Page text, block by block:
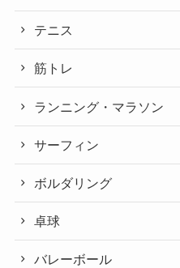
テニス
筋トレ
ランニング・マラソン
サーフィン
ボルダリング
卓球
バレーボール